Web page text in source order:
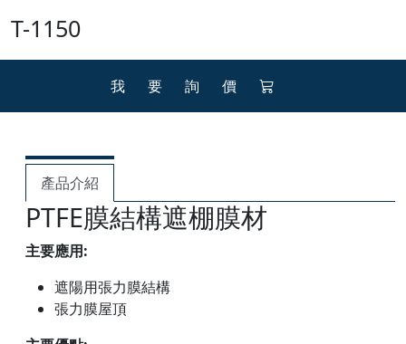
T-1150
我要詢價
產品介紹
PTFE膜結構遮棚膜材
主要應用:
遮陽用張力膜結構
張力膜屋頂